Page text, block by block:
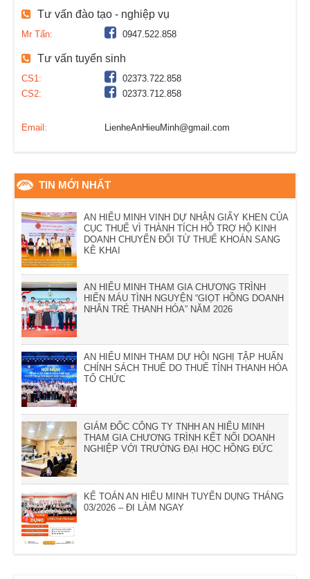
Tư vấn đào tạo - nghiệp vụ
Mr Tấn: 0947.522.858
Tư vấn tuyển sinh
CS1:
02373.722.858
CS2:
02373.712.858
Email: LienheAnHieuMinh@gmail.com
TIN MỚI NHẤT
AN HIỂU MINH VINH DỰ NHẬN GIẤY KHEN CỦA
CỤC THUẾ VÌ THÀNH TÍCH HỖ TRỢ HỘ KINH
DOANH CHUYỂN ĐỔI TỪ THUẾ KHOÁN SANG
KÊ KHAI
AN HIỂU MINH THAM GIA CHƯƠNG TRÌNH
HIẾN MÁU TÌNH NGUYỆN “GIỌT HỒNG DOANH
NHÂN TRẺ THANH HÓA” NĂM 2026
AN HIỂU MINH THAM DỰ HỘI NGHỊ TẬP HUẤN
CHÍNH SÁCH THUẾ DO THUẾ TỈNH THANH HÓA
TỔ CHỨC
GIÁM ĐỐC CÔNG TY TNHH AN HIỂU MINH
THAM GIA CHƯƠNG TRÌNH KẾT NỐI DOANH
NGHIỆP VỚI TRƯỜNG ĐẠI HỌC HỒNG ĐỨC
KẾ TOÁN AN HIỂU MINH TUYỂN DỤNG THÁNG
03/2026 – ĐI LÀM NGAY